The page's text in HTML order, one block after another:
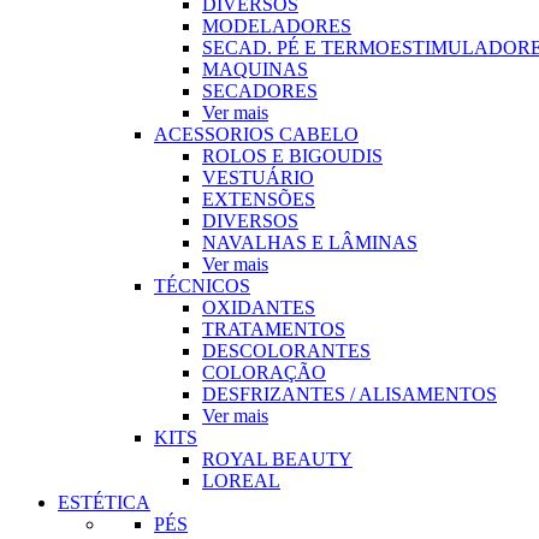
MODELADORES
SECAD. PÉ E
MAQUINAS
SECADORES
Ver mais
ACESSORIOS CABELO
ROLOS E BIGOUDIS
VESTUÁRIO
EXTENSÕES
DIVERSOS
NAVALHAS E LÂMINAS
Ver mais
TÉCNICOS
OXIDANTES
TRATAMENTOS
DESCOLORANTES
COLORAÇÃO
DESFRIZANTES / ALISAMENTOS
Ver mais
KITS
ROYAL BEAUTY
LOREAL
ESTÉTICA
PÉS